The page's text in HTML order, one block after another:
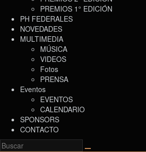
PREMIOS 1° EDICIÓN
PH FEDERALES
NOVEDADES
MULTIMEDIA
MÚSICA
VIDEOS
Fotos
PRENSA
Eventos
EVENTOS
CALENDARIO
SPONSORS
CONTACTO